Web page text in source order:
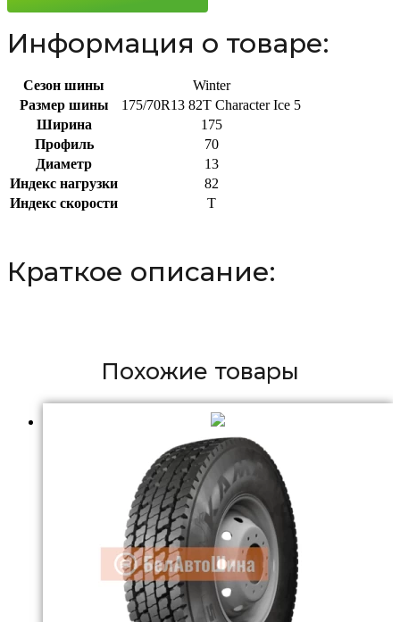
82T
Информация о товаре:
Сезон шины
Winter
Размер шины
175/70R13 82T Character Ice 5
Ширина
175
Профиль
70
Диаметр
13
Индекс нагрузки
82
Индекс скорости
T
Краткое описание:
Похожие товары